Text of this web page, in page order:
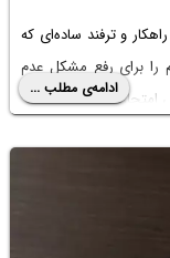
و ترفند ساده‌ای که
را برای رفع مشکلعدم
امتحان کنید.ادامه‌ی مطلب ...